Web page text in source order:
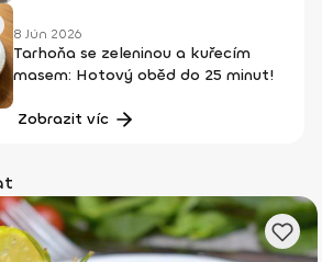
8 Jún 2026
Tarhoňa se zeleninou a kuřecím
masem: Hotový oběd do 25 minut!
Zobrazit víc